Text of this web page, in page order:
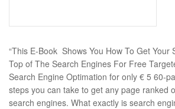
“This E-Book Shows You How To Get Your
Top of The Search Engines For Free
Search Engine Optimation for only € 5 60-
steps you can take to get any page ranked
search engines. What exactly is search